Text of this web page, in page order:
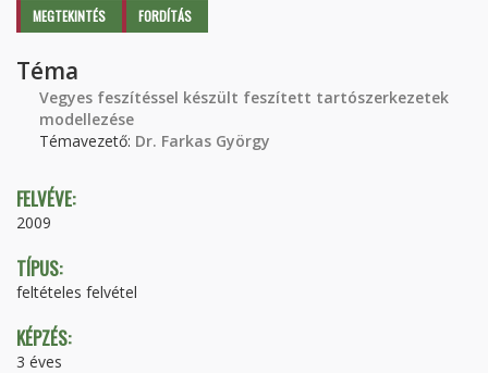
Elsődleges fülek
MEGTEKINTÉS (AKTÍVFORDÍTÁS
Téma
Vegyes feszítéssel készült feszített tartószerkezetek
modellezése
Témavezető: Dr. Farkas György
FELVÉVE:
2009
TÍPUS:
feltételes felvétel
KÉPZÉS:
3 éves